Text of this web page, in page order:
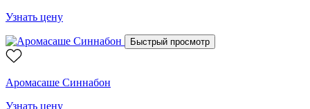
Узнать цену
Быстрый просмотр
Аромасаше Синнабон
Узнать цену